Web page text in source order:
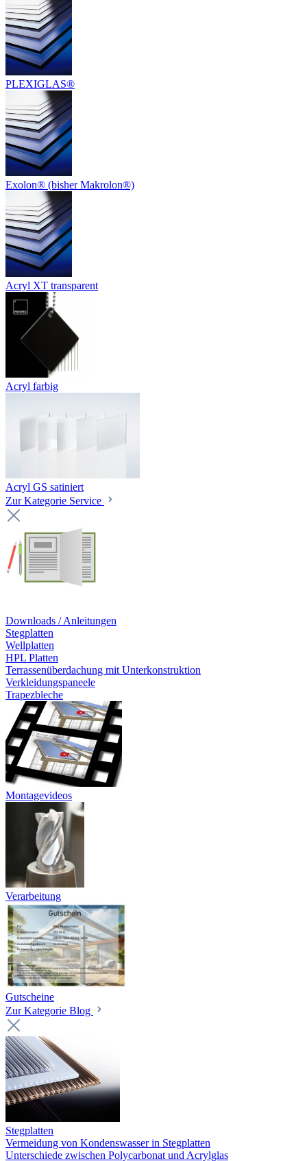
PLEXIGLAS®
Exolon® (bisher Makrolon®)
Acryl XT transparent
Acryl farbig
Acryl GS satiniert
Zur Kategorie Service
Downloads / Anleitungen
Stegplatten
Wellplatten
HPL Platten
Terrassenüberdachung mit Unterkonstruktion
Verkleidungspaneele
Trapezbleche
Montagevideos
Verarbeitung
Gutscheine
Zur Kategorie Blog
Stegplatten
Vermeidung von Kondenswasser in Stegplatten
Unterschiede zwischen Polycarbonat und Acrylglas